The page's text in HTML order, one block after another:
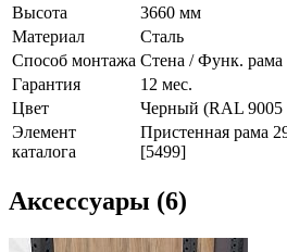
Высота
3660 мм
Материал
Сталь
Способ монтажа Стена / Функ. рама
Гарантия
12 мес.
Цвет
Черный (RAL
Элемент
каталога
Пристенная рама
[5499]
Аксессуары (6)